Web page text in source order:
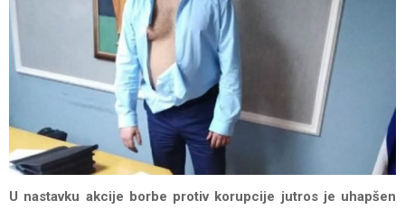
U nastavku akcije borbe protiv korupcije jutros je uhapšen